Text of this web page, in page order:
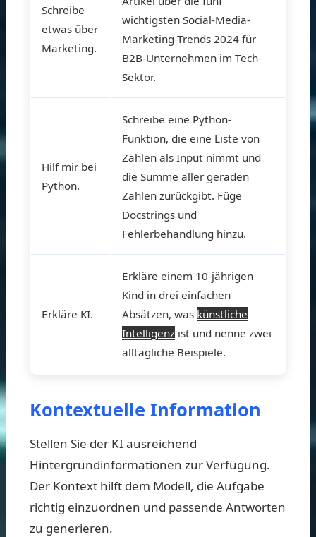
Schreibe
etwas über
Marketing.
wichtigsten Social-Media-
Marketing-Trends 2024 für
B2B-Unternehmen im Tech-
Sektor.
Hilf mir bei
Python.
Schreibe eine Python-
Funktion, die eine Liste von
Zahlen als Input nimmt und
die Summe aller geraden
Zahlen zurückgibt. Füge
Docstrings und
Fehlerbehandlung hinzu.
Erkläre KI.
Erkläre einem 10-jährigen
Kind in drei einfachen
Absätzen, was künstliche
Intelligenz ist und nenne zwei
alltägliche Beispiele.
Kontextuelle Information
Stellen Sie der KI ausreichend
Hintergrundinformationen zur Verfügung.
Der Kontext hilft dem Modell, die Aufgabe
richtig einzuordnen und passende Antworten
zu generieren.